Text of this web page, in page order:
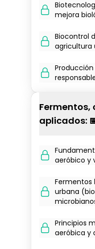
mejora
Biocontrol
agricultura
Fermentos,
aplicados:
aeróbico y
Fermentos
urbana
Principios
aeróbica y